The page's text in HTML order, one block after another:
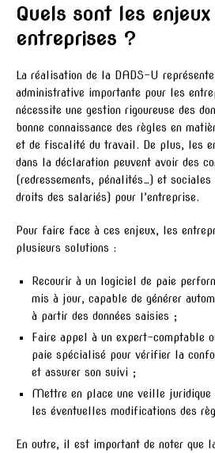
Quels sont les
entreprises ?
La réalisation de la DADS-U
administrative importante pour les
nécessite une gestion rigoureuse des
bonne connaissance des règles en
et de fiscalité du travail. De plus, les
dans la déclaration peuvent avoir des
(redressements, pénalités…) et sociales
droits des salariés) pour l’entreprise.
Pour faire face à ces enjeux, les
plusieurs solutions :
Recourir à un logiciel de paie
mis à jour, capable de générer
à partir des données saisies ;
Faire appel à un expert-comptable
paie spécialisé pour vérifier la
et assurer son suivi ;
Mettre en place une veille
les éventuelles modifications des
En outre, il est important de noter que